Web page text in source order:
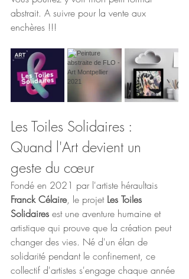
abstrait. A suivre pour la vente aux
enchères !!!
Les Toiles Solidaires :
Quand l'Art devient un
geste du cœur
Fondé en 2021 par l'artiste héraultais
Franck Célaire, le projet Les Toiles
Solidaires est une aventure humaine et
artistique qui prouve que la création peut
changer des vies. Né d'un élan de
solidarité pendant le confinement, ce
collectif d'artistes s'engage chaque année